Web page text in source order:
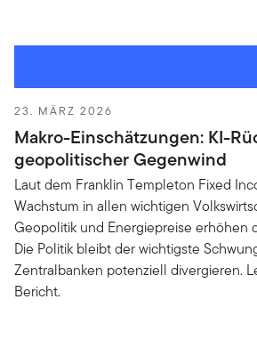
23. MÄRZ 2026
Makro-Einschätzungen: KI-
geopolitischer Gegenwind
Laut dem Franklin Templeton Fixed
Wachstum in allen wichtigen
Geopolitik und Energiepreise erhöhen
Die Politik bleibt der wichtigste
Zentralbanken potenziell divergieren.
Bericht.